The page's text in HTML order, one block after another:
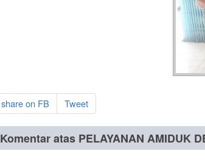
share on FB Tweet
Komentar atas PELAYANAN AMIDUK